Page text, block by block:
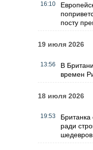
16:10
посту
19 июля 2026
13:56
В
времен
18 июля 2026
19:53
ради
шедевров